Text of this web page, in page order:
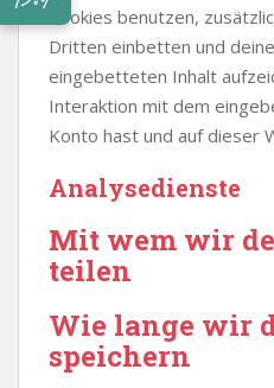
Cookies benutzen,
Dritten einbetten und
eingebetteten Inhalt
Interaktion mit dem
Konto hast und auf dieser
Analysedienste
Mit wem wir
teilen
Wie lange wir
speichern